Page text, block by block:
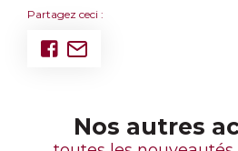
Partagez ceci :
Nos autres